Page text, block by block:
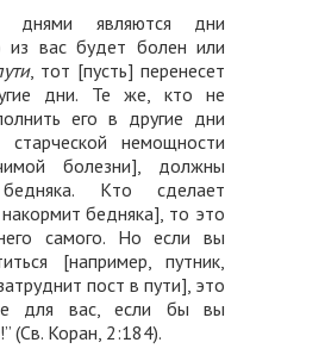
днями являются дни
из вас будет болен или
, тот [пусть] перенесет
дни. Те же, кто не
его в другие дни
немощности
болезни], должны
Кто сделает
бедняка], то это
самого. Но если вы
[например, путник,
пост в пути], это
для вас, если бы вы
(Св. Коран, 2:184).